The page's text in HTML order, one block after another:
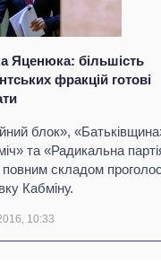
Яценюка: більшість
фракцій готові
блок»,
та «Радикальна
повним складом
Кабміну.
10:33